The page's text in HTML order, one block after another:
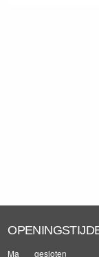
Ma gesloten